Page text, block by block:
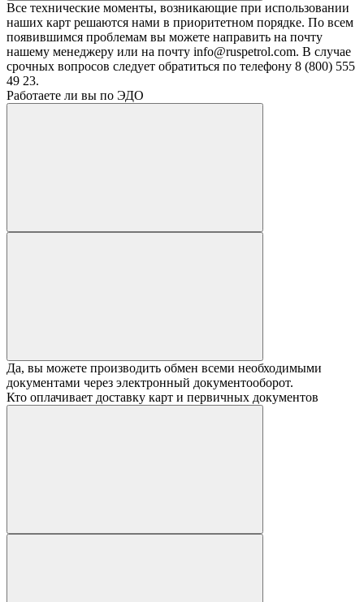
Все технические моменты, возникающие при использовании
наших карт решаются нами в приоритетном порядке. По всем
появившимся проблемам вы можете направить на почту
нашему менеджеру или на почту info@ruspetrol.com. В случае
срочных вопросов следует обратиться по телефону 8 (800) 555
49 23.
Работаете ли вы по ЭДО
Да, вы можете производить обмен всеми необходимыми
документами через электронный документооборот.
Кто оплачивает доставку карт и первичных документов